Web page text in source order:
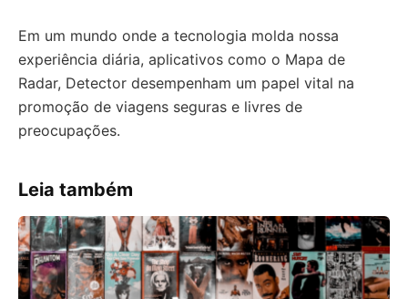
Em um mundo onde a tecnologia molda nossa
experiência diária, aplicativos como o Mapa de
Radar, Detector desempenham um papel vital na
promoção de viagens seguras e livres de
preocupações.
Leia também